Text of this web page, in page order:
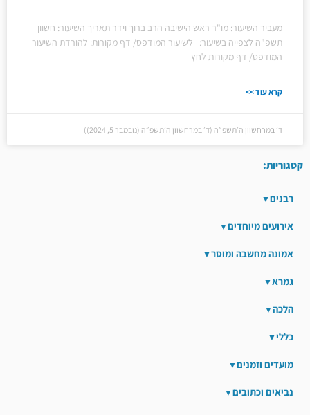
מעביר השיעור: מו"ר ראש הישיבה הרב ברוך וידר תאריך השיעור: חשוון
תשפ"ה לצפייה בשיעור: לשיעור המודפס/ דף מקורות: להורדת השיעור
המודפס/ דף מקורות לחץ
קרא עוד >>
ד׳ במרחשוון ה׳תשפ״ה (ד׳ במרחשוון ה׳תשפ״ה (נובמבר 5, 2024))
קטגוריות:
רבנים
אירועים מיוחדים
אמונה מחשבה ומוסר
גמרא
הלכה
כללי
מועדים וזמנים
נביאים וכתובים